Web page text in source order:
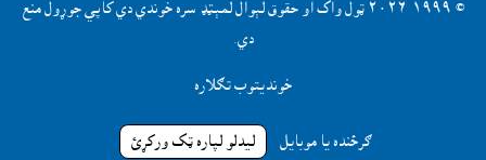
© ١٩٩٩-٢٠٢٦ ټول واک او حقوق لېوال لمېټډ سره خوندي دي کاپي جوړول منع
دي.
خونديتوب تګلاره
ګرځنده يا موبايل ليدلو لپاره ټک ورکړئ